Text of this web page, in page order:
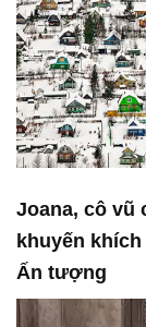
Joana, cô vũ
khuyến
Ấn tượng